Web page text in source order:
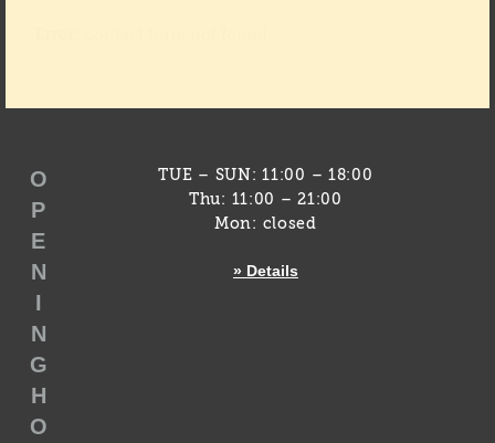
O
P
E
N
I
N
G
H
O
TUE – SUN: 11:00 – 18:00
Thu: 11:00 – 21:00
Mon: closed
» Details